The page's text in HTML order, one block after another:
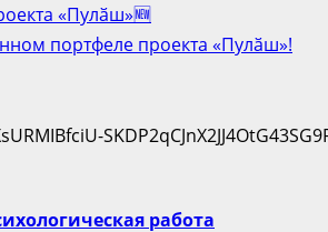
«Пулӑш»🆕
портфеле проекта «Пулӑш»!
работа